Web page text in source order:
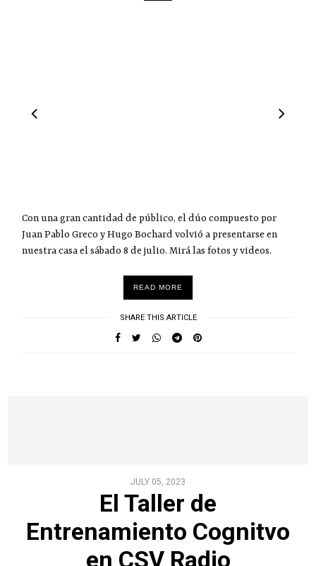
Con una gran cantidad de público, el dúo compuesto por
Juan Pablo Greco y Hugo Bochard volvió a presentarse en
nuestra casa el sábado 8 de julio. Mirá las fotos y videos.
READ MORE
SHARE THIS ARTICLE
JULY 05, 2023
El Taller de
Entrenamiento Cognitvo
en CSV Radio